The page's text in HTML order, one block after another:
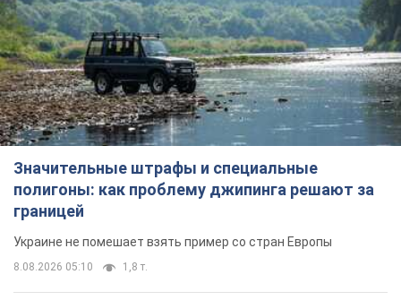
Значительные штрафы и специальные
полигоны: как проблему джипинга решают за
границей
Украине не помешает взять пример со стран Европы
8.08.2026 05:10 1,8 т.